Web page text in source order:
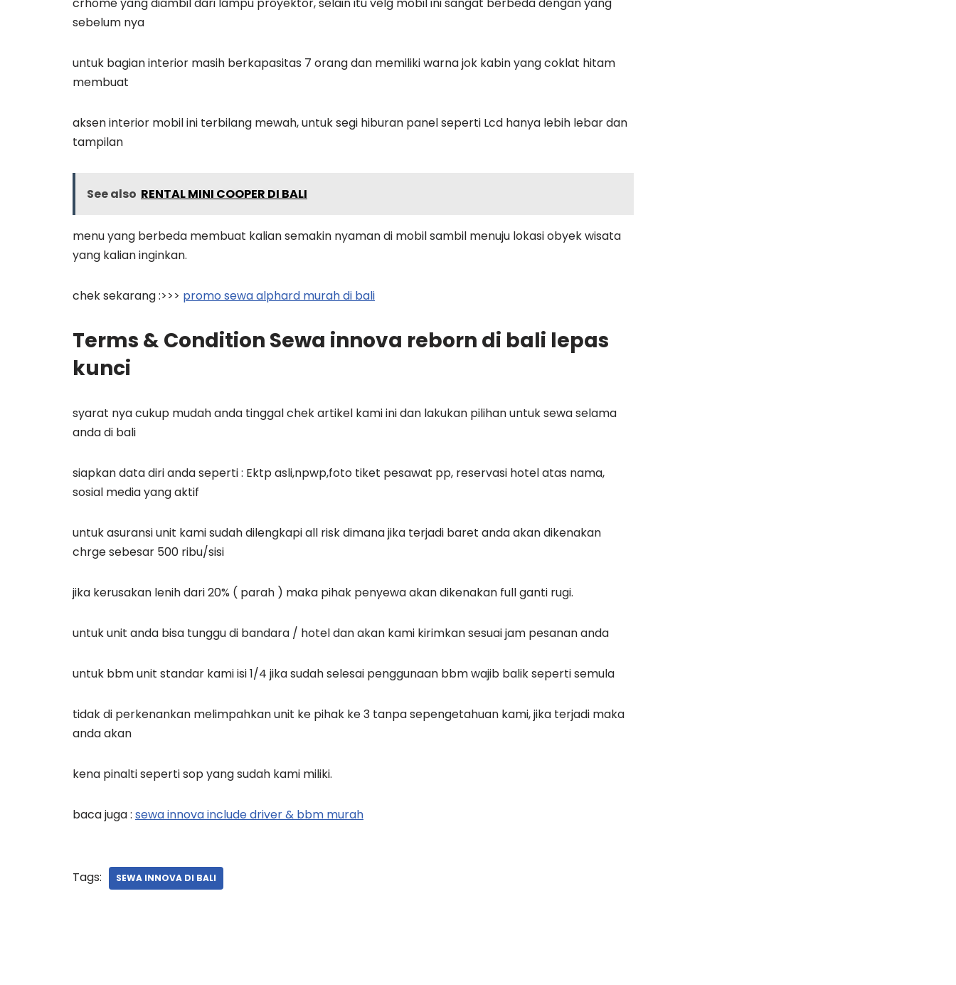
sebelum nya
untuk bagian interior masih berkapasitas 7 orang dan memiliki warna jok kabin yang coklat hitam
membuat
aksen interior mobil ini terbilang mewah, untuk segi hiburan panel seperti Lcd hanya lebih lebar dan
tampilan
See also RENTAL MINI COOPER DI BALI
menu yang berbeda membuat kalian semakin nyaman di mobil sambil menuju lokasi obyek wisata
yang kalian inginkan.
chek sekarang :>>> promo sewa alphard murah di bali
Terms & Condition Sewa innova reborn di bali lepas
kunci
syarat nya cukup mudah anda tinggal chek artikel kami ini dan lakukan pilihan untuk sewa selama
anda di bali
siapkan data diri anda seperti : Ektp asli,npwp,foto tiket pesawat pp, reservasi hotel atas nama,
sosial media yang aktif
untuk asuransi unit kami sudah dilengkapi all risk dimana jika terjadi baret anda akan dikenakan
chrge sebesar 500 ribu/sisi
jika kerusakan lenih dari 20% ( parah ) maka pihak penyewa akan dikenakan full ganti rugi.
untuk unit anda bisa tunggu di bandara / hotel dan akan kami kirimkan sesuai jam pesanan anda
untuk bbm unit standar kami isi 1/4 jika sudah selesai penggunaan bbm wajib balik seperti semula
tidak di perkenankan melimpahkan unit ke pihak ke 3 tanpa sepengetahuan kami, jika terjadi maka
anda akan
kena pinalti seperti sop yang sudah kami miliki.
baca juga : sewa innova include driver & bbm murah
Tags: SEWA INNOVA DI BALI